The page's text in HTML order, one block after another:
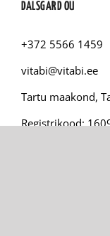
DALSGARD OÜ
+372 5566 1459
vitabi@vitabi.ee
Tartu maakond,
Registrikood: